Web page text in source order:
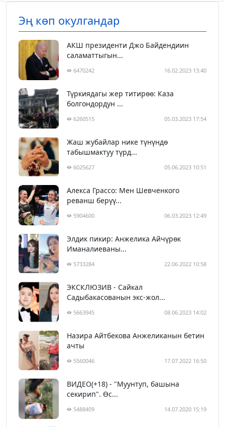
Эң көп окулгандар
АКШ президенти Джо Байдендиин
саламаттыгын...
6470242 16.02.2023 13:40
Түркиядагы жер титирөө: Каза
болгондордун ...
6260515 05.03.2023 17:54
Жаш жубайлар нике түнүндө
табышмактуу түрд...
6025627 05.06.2023 10:51
Алекса Грассо: Мен Шевченкого
реванш берүү...
5904600 06.03.2023 12:49
Элдик пикир: Анжелика Айчүрөк
Иманалиеваны...
5733284 22.06.2022 10:58
ЭКСКЛЮЗИВ - Сайкал
Садыбакасованын экс-жол...
5663945 08.06.2023 14:02
Назира Айтбекова Анжеликанын бетин
ачты
5560046 17.07.2022 16:50
ВИДЕО(+18) - "Муунтуп, башына
секирип". Өс...
5488409 14.07.2020 15:19